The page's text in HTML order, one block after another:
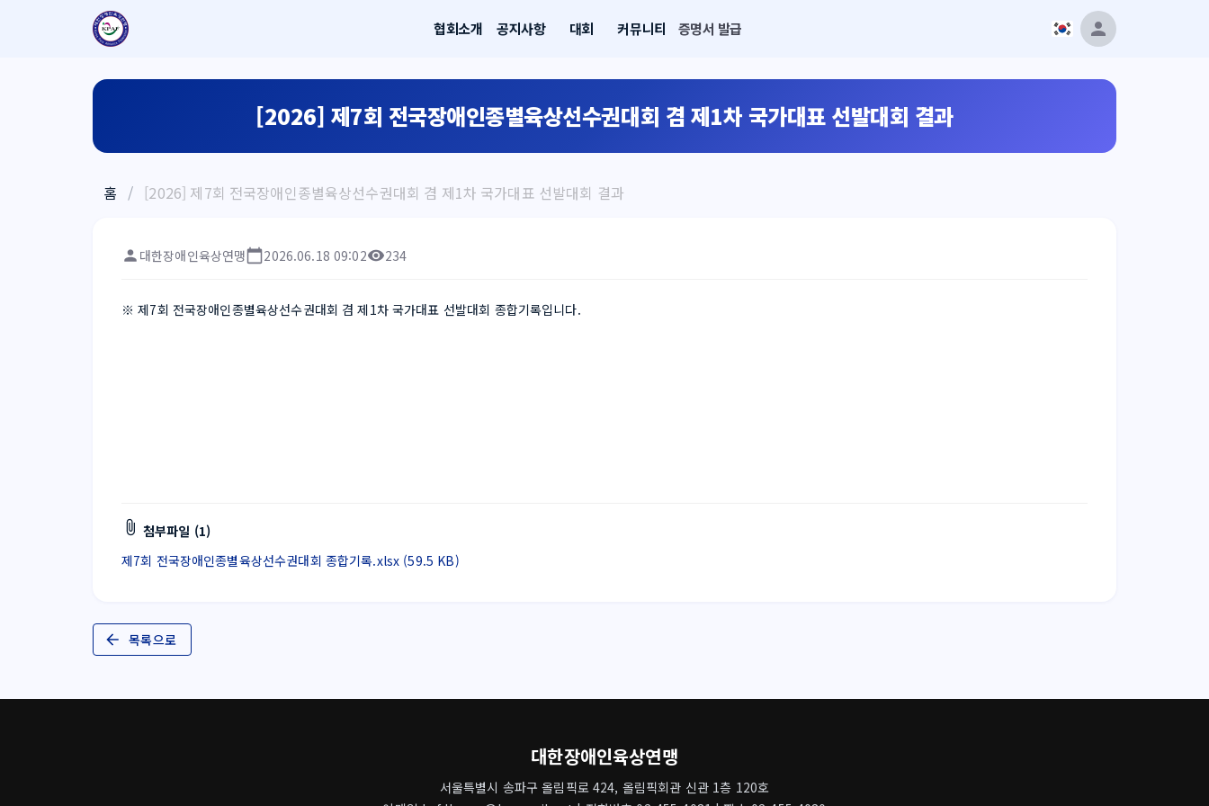
협회소개 공지사항 대회 커뮤니티 증명서 발급
[2026] 제7회 전국장애인종별육상선수권대회 겸 제1차 국가대표 선발대회 결과
홈 / [2026] 제7회 전국장애인종별육상선수권대회 겸 제1차 국가대표 선발대회 결과
대한장애인육상연맹 2026.06.18 09:02 234
※ 제7회 전국장애인종별육상선수권대회 겸 제1차 국가대표 선발대회 종합기록입니다.
첨부파일 (1)
제7회 전국장애인종별육상선수권대회 종합기록.xlsx (59.5 KB)
목록으로
대한장애인육상연맹
서울특별시 송파구 올림픽로 424, 올림픽회관 신관 1층 120호